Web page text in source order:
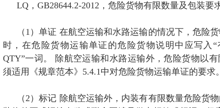
LQ，GB28644.2-2012，危险货物有限数量及包装要
（1）单证 在航空运输和水路运输的情况下，危险
时，在危险货物运输单证的危险货物说明中应写入“
QTY”一词。 除航空运输和水路运输外，危险货物以
须适用《规章范本》5.4.1中对危险货物运输单证的要求
（2）标记 除航空运输外，内装有有限数量危险货